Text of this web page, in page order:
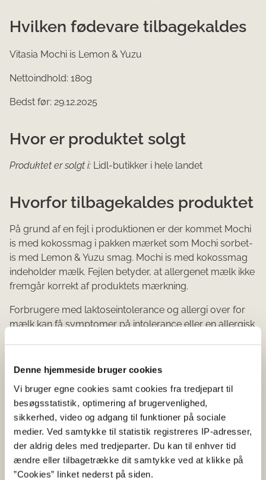
Denne hjemmeside bruger cookies
Vi bruger egne cookies samt cookies fra tredjepart til
besøgsstatistik, optimering af brugervenlighed,
sikkerhed, video og adgang til funktioner på sociale
medier. Ved samtykke til statistik registreres IP-adresser,
der aldrig deles med tredjeparter. Du kan til enhver tid
ændre eller tilbagetrække dit samtykke ved at klikke på
”Cookies” linket nederst på siden.
Hvilken fødevare tilbagekaldes
Vitasia Mochi is Lemon & Yuzu
Nettoindhold: 180g
Bedst før: 29.12.2025
Hvor er produktet solgt
Produktet er solgt i: Lidl-butikker i hele landet
Hvorfor tilbagekaldes produktet
På grund af en fejl i produktionen er der kommet Mochi
is med kokossmag i pakken mærket som Mochi sorbet-
is med Lemon & Yuzu smag. Mochi is med kokossmag
indeholder mælk. Fejlen betyder, at allergenet mælk ikke
fremgår korrekt af produktets mærkning.
Forbrugere med laktoseintolerance og allergi over for
mælk kan få symptomer på intolerance eller en allergisk
Læs mere om laktosefri produkter på
Fødevarestyrelsens hjemmeside ved at trykke på
linket her.
Hvad skal du gøre som
forbruger